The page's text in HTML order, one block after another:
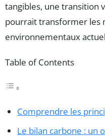
tangibles, une transition
pourrait transformer les
environnementaux
Table of Contents
Comprendre les
Le bilan carbone : un